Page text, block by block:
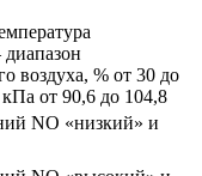
воздуха, % от 30 до
от 90,6 до 104,8
NO «низкий» и